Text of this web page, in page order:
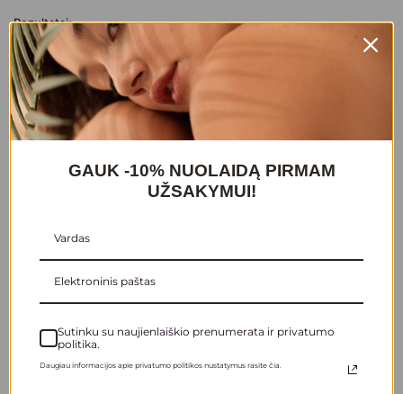
Rezultatai:
neutralizuoti nepageidaujami tonai. maitinantys ingredientai
minkština ir stiprina, todėl plaukus lengviau iššukuoti ir suvaldyti.
Rekomenduojama:
šviesintiems arba žiliems plaukams.
sudrėkinkite plaukus. Naudokite pirštines. Įmasažuokite, palaukite
1-3 min (ne ilgiau nei 20 min) priklausomai nuo norimo rezultato ir
gliuteno / veganiški / netestuojami su gyvūnais.
250 / 1000 ml
Prekių ženklai
EVO
GAUK -10% NUOLAIDĄ PIRMAM
UŽSAKYMUI!
Sutinku su naujienlaiškio prenumerata ir privatumo
politika.
Daugiau informacijos apie privatumo politikos nustatymus rasite čia.